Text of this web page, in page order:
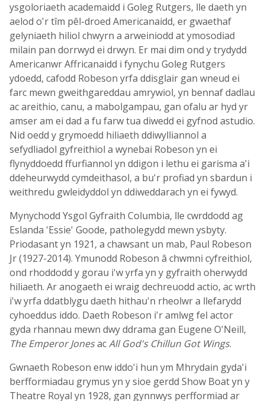
ysgoloriaeth academaidd i Goleg Rutgers, lle daeth yn
aelod o'r tîm pêl-droed Americanaidd, er gwaethaf
gelyniaeth hiliol chwyrn a arweiniodd at ymosodiad
milain pan dorrwyd ei drwyn. Er mai dim ond y trydydd
Americanwr Affricanaidd i fynychu Goleg Rutgers
ydoedd, cafodd Robeson yrfa ddisglair gan wneud ei
farc mewn gweithgareddau amrywiol, yn bennaf dadlau
ac areithio, canu, a mabolgampau, gan ofalu ar hyd yr
amser am ei dad a fu farw tua diwedd ei gyfnod astudio.
Nid oedd y grymoedd hiliaeth ddiwylliannol a
sefydliadol gyfreithiol a wynebai Robeson yn ei
flynyddoedd ffurfiannol yn ddigon i lethu ei garisma a'i
ddeheurwydd cymdeithasol, a bu'r profiad yn sbardun i
weithredu gwleidyddol yn ddiweddarach yn ei fywyd.
Mynychodd Ysgol Gyfraith Columbia, lle cwrddodd ag
Eslanda 'Essie' Goode, patholegydd mewn ysbyty.
Priodasant yn 1921, a chawsant un mab, Paul Robeson
Jr (1927-2014). Ymunodd Robeson â chwmni cyfreithiol,
ond rhoddodd y gorau i'w yrfa yn y gyfraith oherwydd
hiliaeth. Ar anogaeth ei wraig dechreuodd actio, ac wrth
i'w yrfa ddatblygu daeth hithau'n rheolwr a llefarydd
cyhoeddus iddo. Daeth Robeson i'r amlwg fel actor
gyda rhannau mewn dwy ddrama gan Eugene O'Neill,
The Emperor JonesacAll God's Chillun Got Wings.
Gwnaeth Robeson enw iddo'i hun ym Mhrydain gyda'i
berfformiadau grymus yn y sioe gerdd Show Boat yn y
Theatre Royal yn 1928, gan gynnwys perfformiad ar